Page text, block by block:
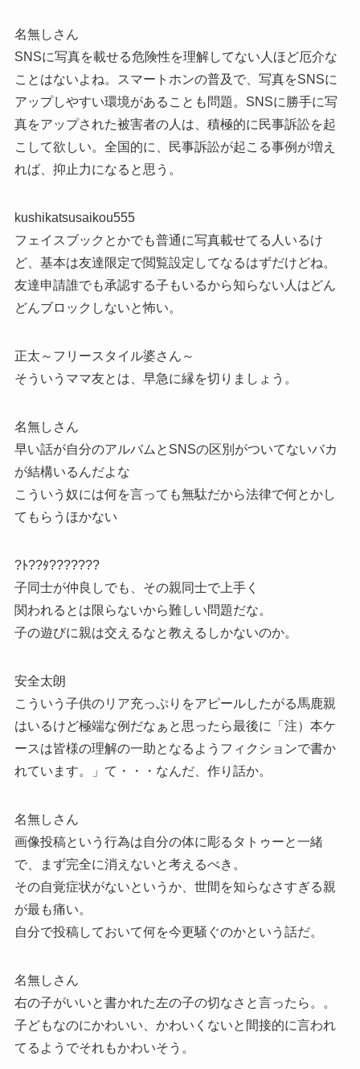
名無しさん
SNSに写真を載せる危険性を理解してない人ほど厄介な
ことはないよね。スマートホンの普及で、写真をSNSに
アップしやすい環境があることも問題。SNSに勝手に写
真をアップされた被害者の人は、積極的に民事訴訟を起
こして欲しい。全国的に、民事訴訟が起こる事例が増え
れば、抑止力になると思う。
kushikatsusaikou555
フェイスブックとかでも普通に写真載せてる人いるけ
ど、基本は友達限定で閲覧設定してなるはずだけどね。
友達申請誰でも承認する子もいるから知らない人はどん
どんブロックしないと怖い。
正太～フリースタイル婆さん～
そういうママ友とは、早急に縁を切りましょう。
名無しさん
早い話が自分のアルバムとSNSの区別がついてないバカ
が結構いるんだよな
こういう奴には何を言っても無駄だから法律で何とかし
てもらうほかない
?ﾄ??ﾀ???????
子同士が仲良しでも、その親同士で上手く
関われるとは限らないから難しい問題だな。
子の遊びに親は交えるなと教えるしかないのか。
安全太朗
こういう子供のリア充っぷりをアピールしたがる馬鹿親
はいるけど極端な例だなぁと思ったら最後に「注）本ケ
ースは皆様の理解の一助となるようフィクションで書か
れています。」て・・・なんだ、作り話か。
名無しさん
画像投稿という行為は自分の体に彫るタトゥーと一緒
で、まず完全に消えないと考えるべき。
その自覚症状がないというか、世間を知らなさすぎる親
が最も痛い。
自分で投稿しておいて何を今更騒ぐのかという話だ。
名無しさん
右の子がいいと書かれた左の子の切なさと言ったら。。
子どもなのにかわいい、かわいくないと間接的に言われ
てるようでそれもかわいそう。